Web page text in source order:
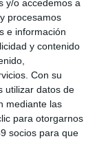
y/o accedemos a
procesamos
e información
y contenido
Con su
utilizar datos de
mediante las
para otorgarnos
socios para que
y qué riesgos
los casos
naves
a los edificios
implica su
casos
los mediadores
de árboles